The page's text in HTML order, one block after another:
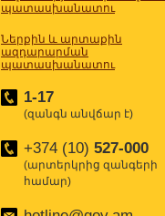
պատասխանատու
Ներքին և արտաքին
ազդարարման
պատասխանատու
1-17
(զանգն անվճար է)
+374 (10) 527-000
(արտերկրից զանգերի
համար)